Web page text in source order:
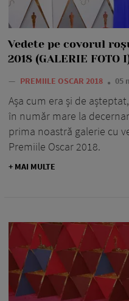
Vedete pe covorul
2018 (GALERIE FOTO
— PREMIILE OSCAR 2018 05
Așa cum era și de
în număr mare la
prima noastră galerie cu
Premiile Oscar 2018.
+ MAI MULTE